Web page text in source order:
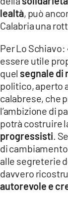
lealtà, può
Calabria una
Per Lo
essere utile
quel segnale di
politico, aperto
calabrese, che
l’ambizione di
potrà costruire
progressisti .
di
alle segreterie
davvero
autorevole e